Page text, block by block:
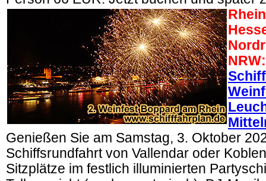
NRW:
Genießen Sie am Samstag, 3. Oktober
Schiffsrundfahrt von Vallendar oder
Sitzplätze im festlich illuminierten